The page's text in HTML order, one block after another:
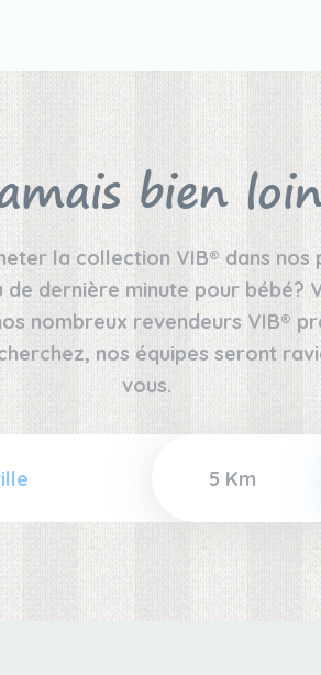
bien
la collection VIB® dans nos
de dernière minute pour bébé?
nombreux revendeurs VIB®
nos équipes seront
vous.